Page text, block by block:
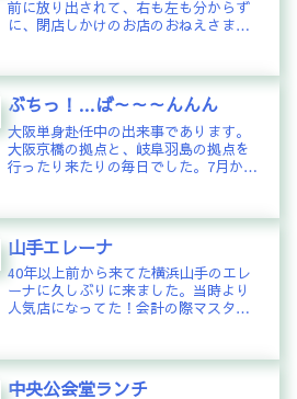
前に放り出されて、右も左も分からず
に、閉店しかけのお店のおねえさまに
ったよりも弘前の駅前は、開けていた
ので、食べるところは何とかなるだ
ろ...
ぶちっ！…ば～～～んんん
大阪単身赴任中の出来事であります。
大阪京橋の拠点と、岐阜羽島の拠点を
行ったり来たりの毎日でした。7月か
おかげで、岐阜の仕事は、これまでよ
りは、少し、比重を下げても良いこと
に...
山手エレーナ
40年以上前から来てた横浜山手のエレ
ーナに久しぶりに来ました。当時より
人気店になってた！会計の際マスタ
ら「そう、もう45年になるんですよ
～」と。懐かしいお店がいつまでも
中央公会堂ランチ